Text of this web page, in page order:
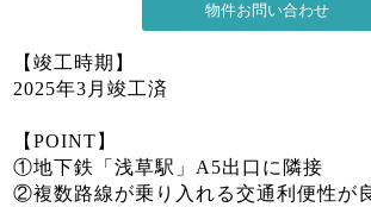
【竣工時期】
2025年3月竣工済
【POINT】
①地下鉄「浅草駅」A5出口に隣接
②複数路線が乗り入れる交通利便性が